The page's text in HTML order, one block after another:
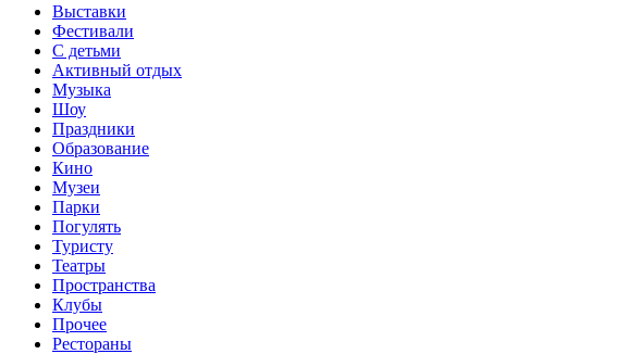
Выставки
Фестивали
С детьми
Активный отдых
Музыка
Шоу
Праздники
Образование
Кино
Музеи
Парки
Погулять
Туристу
Театры
Пространства
Клубы
Прочее
Рестораны